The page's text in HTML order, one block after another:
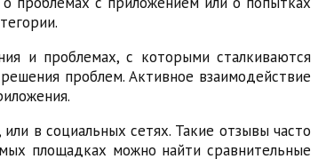
и проблемах, с которыми сталкиваются
проблем. Активное взаимодействие
в социальных сетях. Такие отзывы часто
площадках можно найти сравнительные